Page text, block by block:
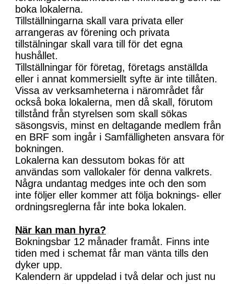
boka lokalerna.
Tillställningarna skall vara privata eller
arrangeras av förening och privata
tillstälningar skall vara till för det egna
hushållet.
Tillställningar för företag, företags anställda
eller i annat kommersiellt syfte är inte tillåten.
Vissa av verksamheterna i närområdet får
också boka lokalerna, men då skall, förutom
tillstånd från styrelsen som skall sökas
säsongsvis, minst en deltagande medlem från
en BRF som ingår i Samfälligheten ansvara för
bokningen.
Lokalerna kan dessutom bokas för att
användas som vallokaler för denna valkrets.
Några undantag medges inte och den som
inte följer eller kommer att följa boknings- eller
ordningsreglerna får inte boka lokalen.
När kan man hyra?
Bokningsbar 12 månader framåt. Finns inte
tiden med i schemat får man vänta tills den
dyker upp.
Kalendern är uppdelad i två delar och just nu